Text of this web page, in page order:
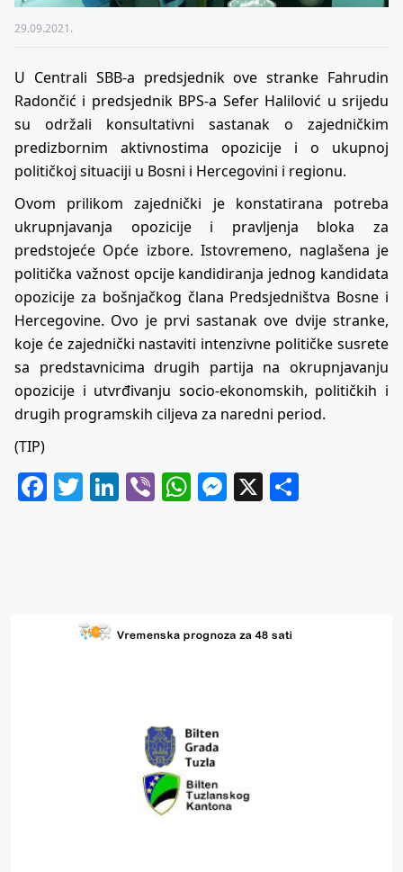
29.09.2021.
U Centrali SBB-a predsjednik ove stranke Fahrudin
Radončić i predsjednik BPS-a Sefer Halilović u srijedu
su održali konsultativni sastanak o zajedničkim
predizbornim aktivnostima opozicije i o ukupnoj
političkoj situaciji u Bosni i Hercegovini i regionu.
Ovom prilikom zajednički je konstatirana potreba
ukrupnjavanja opozicije i pravljenja bloka za
predstojeće Opće izbore. Istovremeno, naglašena je
politička važnost opcije kandidiranja jednog kandidata
opozicije za bošnjačkog člana Predsjedništva Bosne i
Hercegovine. Ovo je prvi sastanak ove dvije stranke,
koje će zajednički nastaviti intenzivne političke susrete
sa predstavnicima drugih partija na okrupnjavanju
opozicije i utvrđivanju socio-ekonomskih, političkih i
drugih programskih ciljeva za naredni period.
(TIP)
Facebook
Twitter
LinkedIn
ViberWhatsApp
Messenger
X